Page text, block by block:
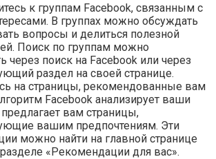
к группам Facebook, связанным с
В группах можно обсуждать
вопросы и делиться полезной
Поиск по группам можно
через поиск на Facebook или через
раздел на своей странице.
на страницы, рекомендованные вам
Facebook анализирует ваши
вам страницы,
вашим предпочтениям. Эти
можно найти на главной странице
«Рекомендации для вас».